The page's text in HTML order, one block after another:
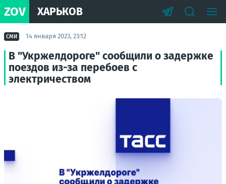
ZOV ХАРЬКОВ
СМИ 14 января 2023, 23:12
В "Укржелдороге" сообщили о задержке
поездов из-за перебоев с
электричеством